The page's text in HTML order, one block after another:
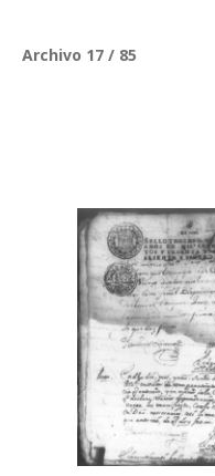
Archivo 17 / 85